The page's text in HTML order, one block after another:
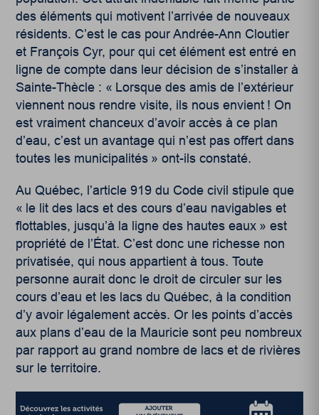
des éléments qui motivent l’arrivée de nouveaux
résidents. C’est le cas pour Andrée-Ann Cloutier
et François Cyr, pour qui cet élément est entré en
ligne de compte dans leur décision de s’installer à
Sainte-Thècle : « Lorsque des amis de l’extérieur
viennent nous rendre visite, ils nous envient ! On
est vraiment chanceux d’avoir accès à ce plan
d’eau, c’est un avantage qui n’est pas offert dans
toutes les municipalités » ont-ils constaté.
Au Québec, l’article 919 du Code civil stipule que
« le lit des lacs et des cours d’eau navigables et
flottables, jusqu’à la ligne des hautes eaux » est
propriété de l’État. C’est donc une richesse non
privatisée, qui nous appartient à tous. Toute
personne aurait donc le droit de circuler sur les
cours d’eau et les lacs du Québec, à la condition
d’y avoir légalement accès. Or les points d’accès
aux plans d’eau de la Mauricie sont peu nombreux
par rapport au grand nombre de lacs et de rivières
sur le territoire.